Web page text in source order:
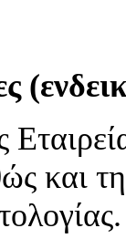
και